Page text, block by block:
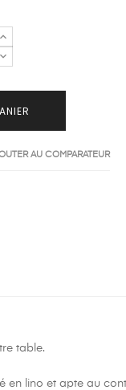
AU COMPARATEUR
table.
en lino et apte au